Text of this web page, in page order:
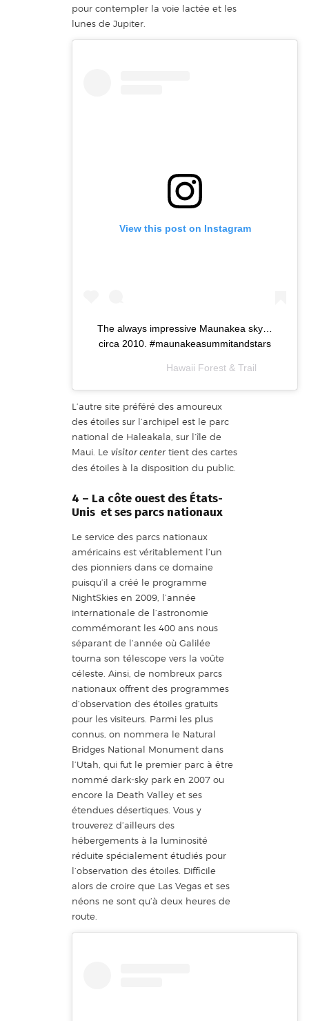
pour contempler la voie lactée et les
lunes de Jupiter.
View this post on Instagram
The always impressive Maunakea sky…
circa 2010. #maunakeasummitandstars
Hawaii Forest & Trail
L’autre site préféré des amoureux
des étoiles sur l’archipel est le parc
national de Haleakala, sur l’île de
Maui. Le visitor centertient des cartes
des étoiles à la disposition du public.
4 – La côte ouest des États-
Unis et ses parcs nationaux
Le service des parcs nationaux
américains est véritablement l’un
des pionniers dans ce domaine
puisqu’il a créé le programme
NightSkies en 2009, l’année
internationale de l’astronomie
commémorant les 400 ans nous
séparant de l’année où Galilée
tourna son télescope vers la voûte
céleste. Ainsi, de nombreux parcs
nationaux offrent des programmes
d’observation des étoiles gratuits
pour les visiteurs. Parmi les plus
connus, on nommera le Natural
Bridges National Monument dans
l’Utah, qui fut le premier parc à être
nommé dark-sky park en 2007 ou
encore la Death Valley et ses
étendues désertiques. Vous y
trouverez d’ailleurs des
hébergements à la luminosité
réduite spécialement étudiés pour
l’observation des étoiles. Difficile
alors de croire que Las Vegas et ses
néons ne sont qu’à deux heures de
route.